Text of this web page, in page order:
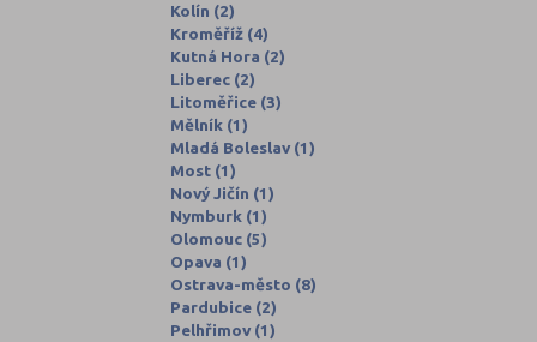
Kolín (2)
Kroměříž (4)
Kutná Hora (2)
Liberec (2)
Litoměřice (3)
Mělník (1)
Mladá Boleslav (1)
Most (1)
Nový Jičín (1)
Nymburk (1)
Olomouc (5)
Opava (1)
Ostrava-město (8)
Pardubice (2)
Pelhřimov (1)